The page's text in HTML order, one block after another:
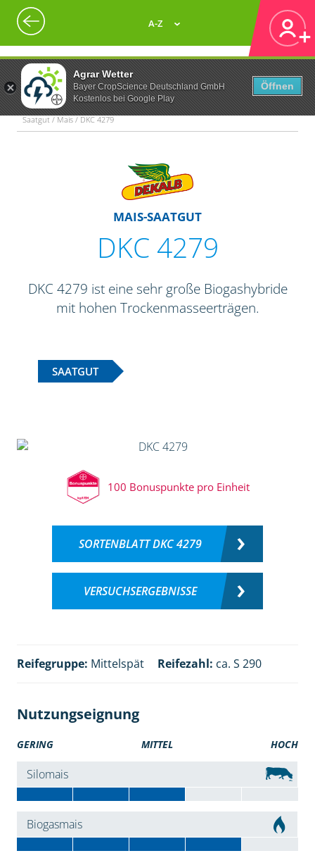
Agrar Wetter
Bayer CropScience Deutschland GmbH
Kostenlos bei Google Play
Öffnen
A-Z
Saatgut / Mais / DKC 4279
MAIS-SAATGUT
DKC 4279
DKC 4279 ist eine sehr große Biogashybride
mit hohen Trockenmasseerträgen.
SAATGUT
100 Bonuspunkte pro Einheit
SORTENBLATT DKC 4279
VERSUCHSERGEBNISSE
Reifegruppe: Mittelspät Reifezahl: ca. S 290
Nutzungseignung
GERING MITTEL HOCH
Silomais
Biogasmais